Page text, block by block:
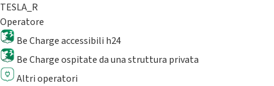
TESLA_R
Operatore
Be Charge accessibili h24
Be Charge ospitate da una struttura privata
Altri operatori